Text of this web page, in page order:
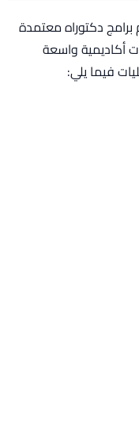
دكتوراه معتمدة
أكاديمية واسعة
فيما يلي: